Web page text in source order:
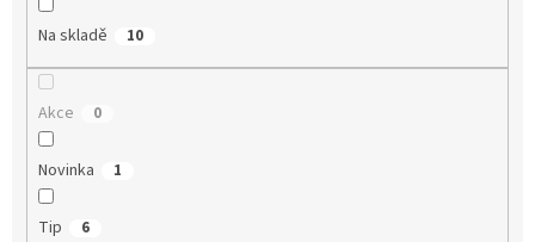
Na skladě 10
Akce 0
Novinka 1
Tip 6